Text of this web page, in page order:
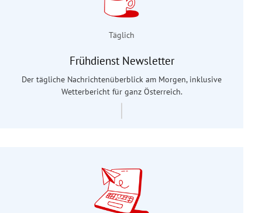
Täglich
Frühdienst Newsletter
Der tägliche Nachrichtenüberblick am Morgen, inklusive
Wetterbericht für ganz Österreich.